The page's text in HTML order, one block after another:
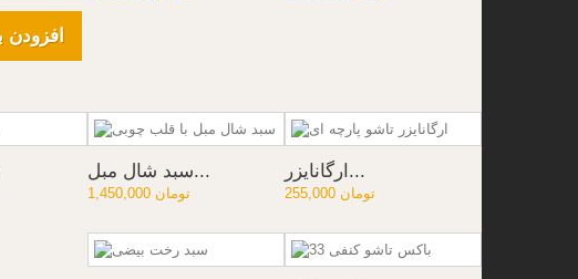
افزودن
ارگانایزر...
255,000 تومان
سبد شال مبل...
1,450,000 تومان